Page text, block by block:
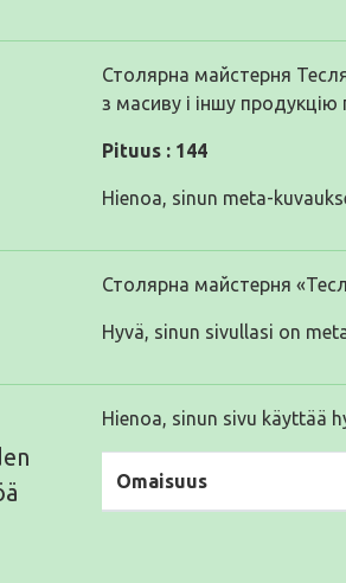
Столярна майстерня
з масиву і іншу
Pituus : 144
Hienoa, sinun meta-
Столярна майстерня
Hyvä, sinun sivullasi on
Hienoa, sinun sivu käyttää
Omaisuus